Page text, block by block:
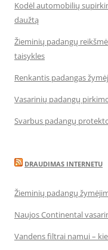
Kodėl automobilių
daužtą
Žieminių padangų
taisykles
Renkantis padangas
Vasarinių padangų
Svarbus padangų
DRAUDIMAS INTERNETU
Žieminių padangų
Naujos Continental
Vandens filtrai namui –